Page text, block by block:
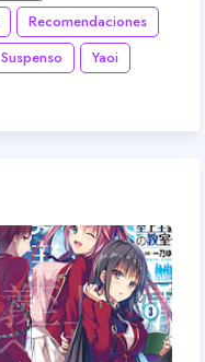
Recomendaciones
Suspenso
Yaoi